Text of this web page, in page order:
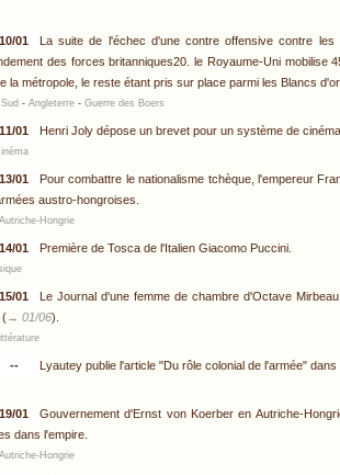
10/01
La suite de l'échec d'une contre offensive contre
des forces britanniques20. le Royaume-Uni mobilise
la métropole, le reste étant pris sur place parmi les Blancs
- Angleterre - Guerre des Boers
11/01 Henri Joly dépose un brevet pour un système de
13/01
Pour combattre le nationalisme tchèque, l'empereur
austro-hongroises.
Autriche-Hongrie
14/01 Première de Tosca de l'Italien Giacomo Puccini.
15/01
Le Journal d'une femme de chambre d'Octave
(→ 01/06).
-- Lyautey publie l'article "Du rôle colonial de l'armée"
19/01 Gouvernement d'Ernst von Koerber en Autriche-
dans l'empire.
Autriche-Hongrie